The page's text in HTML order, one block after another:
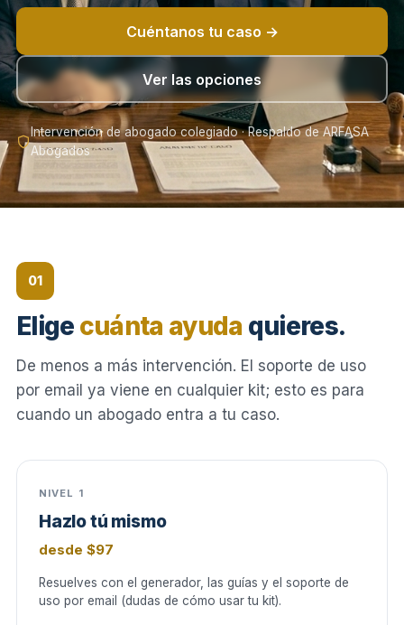
Cuéntanos tu caso →
Ver las opciones
Intervención de abogado colegiado · Respaldo de ARFASA
Abogados
01
Elige cuánta ayuda quieres.
De menos a más intervención. El soporte de uso
por email ya viene en cualquier kit; esto es para
cuando un abogado entra a tu caso.
NIVEL 1
Hazlo tú mismo
desde $97
Resuelves con el generador, las guías y el soporte de
uso por email (dudas de cómo usar tu kit).